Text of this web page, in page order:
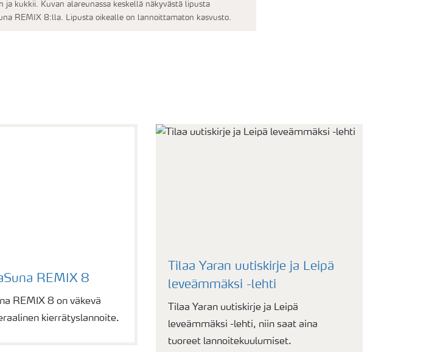
kukkii. Kuvan alareunassa keskellä näkyvästä lipusta
REMIX 8:lla. Lipusta oikealle on lannoittamaton kasvusto.
REMIX 8
REMIX 8 on väkevä
kierrätyslannoite.
Tilaa Yaran uutiskirje ja Leipä
leveämmäksi -lehti
Tilaa Yaran uutiskirje ja Leipä
leveämmäksi -lehti, niin saat aina
tuoreet lannoitekuulumiset.